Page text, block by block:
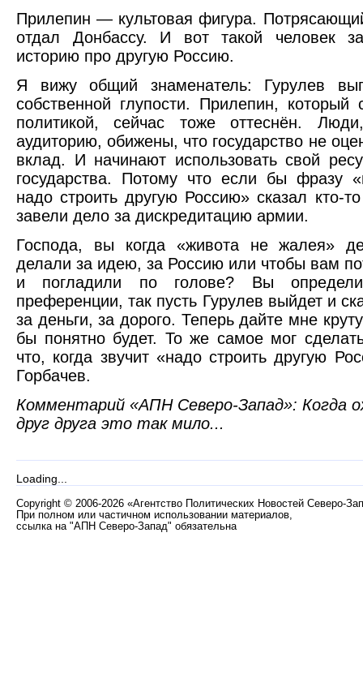
Прилепин — культовая фигура.
отдал Донбассу. И вот такой человек
историю про другую Россию.
Я вижу общий знаменатель: Гурулев
собственной глупости. Прилепин, который
политикой, сейчас тоже оттеснён.
аудиторию, обижены, что государство не
вклад. И начинают использовать свой
государства. Потому что если бы фразу
надо строить другую Россию» сказал кто-
завели дело за дискредитацию армии.
Господа, вы когда «живота не жалея»
делали за идею, за Россию или чтобы вам
и погладили по голове? Вы
преференции, так пусть Гурулев выйдет и
за деньги, за дорого. Теперь дайте мне
бы понятно будет. То же самое мог
что, когда звучит «надо строить другую
Горбачев.
Комментарий «АПН Северо-Запад»: Когда
друг друга это так мило...
Loading...
Copyright © 2006-2026 «Агентство Политических Новостей Северо-
При полном или частичном использовании материалов,
ссылка на "АПН Северо-Запад" обязательна